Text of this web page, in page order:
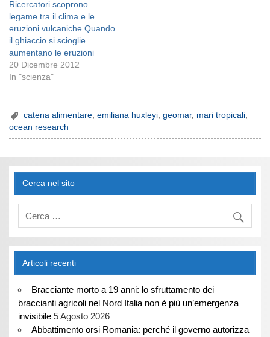
Ricercatori scoprono
legame tra il clima e le
eruzioni vulcaniche.Quando
il ghiaccio si scioglie
aumentano le eruzioni
20 Dicembre 2012
In "scienza"
catena alimentare ,emiliana huxleyi ,geomar, mari tropicali
ocean research
Cerca nel sito
Articoli recenti
Bracciante morto a 19 anni: lo sfruttamento dei
braccianti agricoli nel Nord Italia non è più un’emergenza
invisibile 5 Agosto 2026
Abbattimento orsi Romania: perché il governo autorizza